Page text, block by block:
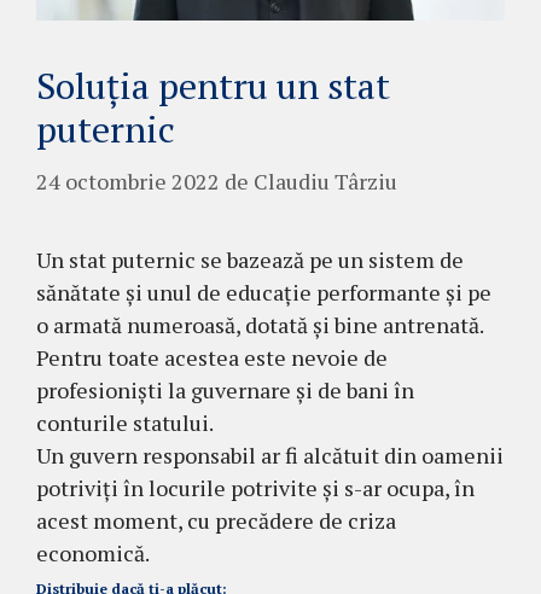
Soluția pentru un stat
puternic
24 octombrie 2022 de Claudiu Târziu
Un stat puternic se bazează pe un sistem de
sănătate și unul de educație performante și pe
o armată numeroasă, dotată și bine antrenată.
Pentru toate acestea este nevoie de
profesioniști la guvernare și de bani în
conturile statului.
Un guvern responsabil ar fi alcătuit din oamenii
potriviți în locurile potrivite și s-ar ocupa, în
acest moment, cu precădere de criza
economică.
Distribuie dacă ți-a plăcut: